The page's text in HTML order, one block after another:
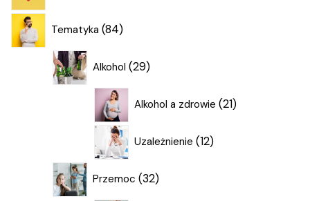
Tematyka 84
84
produkty
Alkohol 29
29
produktów
Alkohol a zdrowie 21
21
produktów
Uzależnienie 12
12
produktów
Przemoc 32
32
produkty